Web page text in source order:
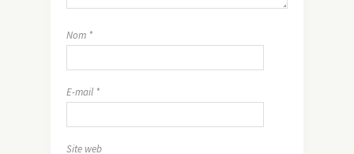
Nom *
E-mail *
Site web